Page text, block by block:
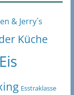
& Jerry´s
Küche
Eis
Esstraklasse